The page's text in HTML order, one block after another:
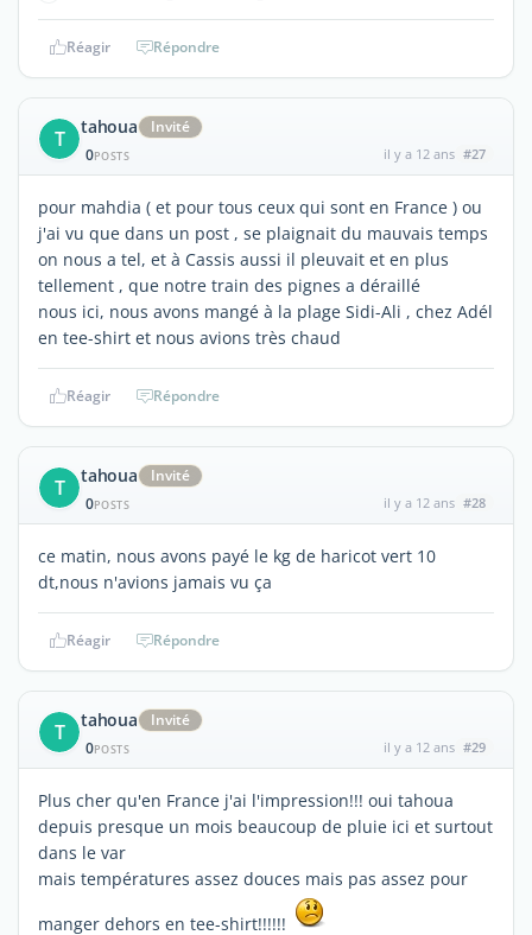
Réagir Répondre
T tahoua
Invité
0POSTS il y a 12 ans #27
pour mahdia ( et pour tous ceux qui sont en France ) ou
j'ai vu que dans un post , se plaignait du mauvais temps
on nous a tel, et à Cassis aussi il pleuvait et en plus
tellement , que notre train des pignes a déraillé
nous ici, nous avons mangé à la plage Sidi-Ali , chez Adél
en tee-shirt et nous avions très chaud
Réagir Répondre
T tahoua
Invité
0POSTS il y a 12 ans #28
ce matin, nous avons payé le kg de haricot vert 10
dt,nous n'avions jamais vu ça
Réagir Répondre
T tahoua
Invité
0POSTS il y a 12 ans #29
Plus cher qu'en France j'ai l'impression!!! oui tahoua
depuis presque un mois beaucoup de pluie ici et surtout
dans le var
mais températures assez douces mais pas assez pour
manger dehors en tee-shirt!!!!!!